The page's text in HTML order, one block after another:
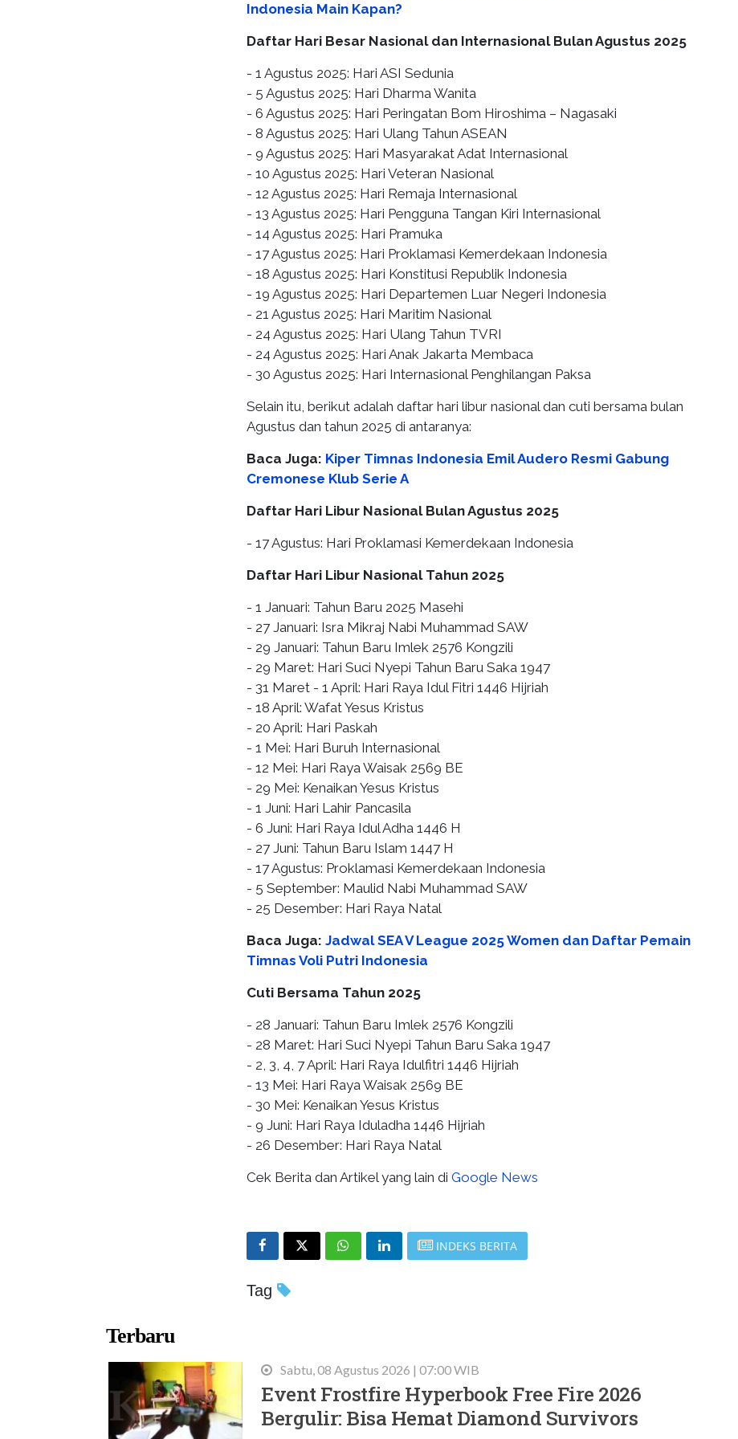
Indonesia Main Kapan?
Daftar Hari Besar Nasional dan Internasional Bulan Agustus 2025
- 1 Agustus 2025: Hari ASI Sedunia
- 5 Agustus 2025: Hari Dharma Wanita
- 6 Agustus 2025: Hari Peringatan Bom Hiroshima – Nagasaki
- 8 Agustus 2025: Hari Ulang Tahun ASEAN
- 9 Agustus 2025: Hari Masyarakat Adat Internasional
- 10 Agustus 2025: Hari Veteran Nasional
- 12 Agustus 2025: Hari Remaja Internasional
- 13 Agustus 2025: Hari Pengguna Tangan Kiri Internasional
- 14 Agustus 2025: Hari Pramuka
- 17 Agustus 2025: Hari Proklamasi Kemerdekaan Indonesia
- 18 Agustus 2025: Hari Konstitusi Republik Indonesia
- 19 Agustus 2025: Hari Departemen Luar Negeri Indonesia
- 21 Agustus 2025: Hari Maritim Nasional
- 24 Agustus 2025: Hari Ulang Tahun TVRI
- 24 Agustus 2025: Hari Anak Jakarta Membaca
- 30 Agustus 2025: Hari Internasional Penghilangan Paksa
Selain itu, berikut adalah daftar hari libur nasional dan cuti bersama bulan
Agustus dan tahun 2025 di antaranya:
Baca Juga: Kiper Timnas Indonesia Emil Audero Resmi Gabung
Cremonese Klub Serie A
Daftar Hari Libur Nasional Bulan Agustus 2025
- 17 Agustus: Hari Proklamasi Kemerdekaan Indonesia
Daftar Hari Libur Nasional Tahun 2025
- 1 Januari: Tahun Baru 2025 Masehi
- 27 Januari: Isra Mikraj Nabi Muhammad SAW
- 29 Januari: Tahun Baru Imlek 2576 Kongzili
- 29 Maret: Hari Suci Nyepi Tahun Baru Saka 1947
- 31 Maret - 1 April: Hari Raya Idul Fitri 1446 Hijriah
- 18 April: Wafat Yesus Kristus
- 20 April: Hari Paskah
- 1 Mei: Hari Buruh Internasional
- 12 Mei: Hari Raya Waisak 2569 BE
- 29 Mei: Kenaikan Yesus Kristus
- 1 Juni: Hari Lahir Pancasila
- 6 Juni: Hari Raya Idul Adha 1446 H
- 27 Juni: Tahun Baru Islam 1447 H
- 17 Agustus: Proklamasi Kemerdekaan Indonesia
- 5 September: Maulid Nabi Muhammad SAW
- 25 Desember: Hari Raya Natal
Baca Juga: Jadwal SEA V League 2025 Women dan Daftar Pemain
Timnas Voli Putri Indonesia
Cuti Bersama Tahun 2025
- 28 Januari: Tahun Baru Imlek 2576 Kongzili
- 28 Maret: Hari Suci Nyepi Tahun Baru Saka 1947
- 2, 3, 4, 7 April: Hari Raya Idulfitri 1446 Hijriah
- 13 Mei: Hari Raya Waisak 2569 BE
- 30 Mei: Kenaikan Yesus Kristus
- 9 Juni: Hari Raya Iduladha 1446 Hijriah
- 26 Desember: Hari Raya Natal
Cek Berita dan Artikel yang lain di Google News
INDEKS BERITA
Tag
Terbaru
Sabtu, 08 Agustus 2026 | 07:00 WIB
Event Frostfire Hyperbook Free Fire 2026
Bergulir: Bisa Hemat Diamond Survivors